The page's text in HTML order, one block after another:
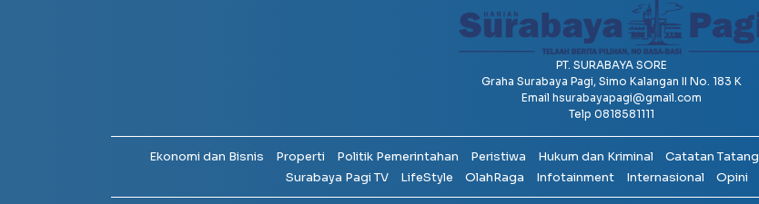
PT. SURABAYA SORE
Graha Surabaya Pagi, Simo Kalangan II No. 183 K
Email hsurabayapagi@gmail.com
Telp 0818581111
Ekonomi dan Bisnis Properti Politik Pemerintahan Peristiwa Hukum dan Kriminal Catatan Tatang
Surabaya Pagi TV
LifeStyle OlahRaga Infotainment Internasional Opini